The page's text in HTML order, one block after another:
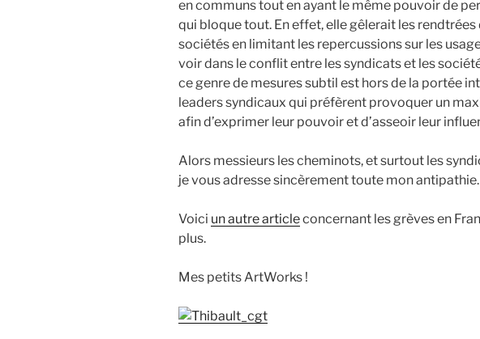
en communs tout en ayant le même pouvoir de
qui bloque tout. En effet, elle gêlerait les rendtrées
sociétés en limitant les repercussions sur les
voir dans le conflit entre les syndicats et les
ce genre de mesures subtil est hors de la portée
leaders syndicaux qui préfèrent provoquer un
afin d’exprimer leur pouvoir et d’asseoir leur
Alors messieurs les cheminots, et surtout les
je vous adresse sincèrement toute mon antipathie.
Voici un autre articleconcernant les grèves en
plus.
Mes petits ArtWorks !